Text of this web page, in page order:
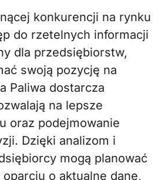
konkurencji na rynku
do rzetelnych informacji
dla przedsiębiorstw,
swoją pozycję na
Paliwa dostarcza
na lepsze
oraz podejmowanie
Dzięki analizom i
mogą planować
oparciu o aktualne dane,